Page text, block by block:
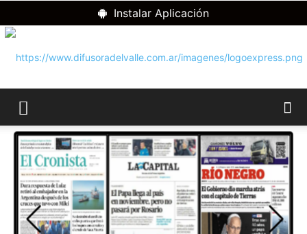
Instalar Aplicación
DIFUSORA